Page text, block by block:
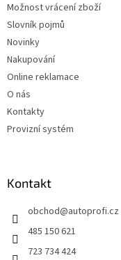
Možnost vrácení zboží
Slovník pojmů
Novinky
Nakupování
Online reklamace
O nás
Kontakty
Provizní systém
Kontakt
obchod@autoprofi.cz
485 150 621
723 734 424